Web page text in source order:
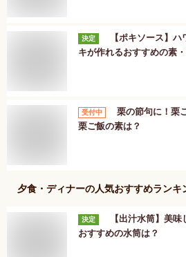
決定
【ポキソース】
キが作れるおすすめの素
受付中
栗の節句に！栗
栗ご飯の素は？
夕食・ディナーの人気おすすめランキ
決定
【出汁水筒】美
おすすめの水筒は？